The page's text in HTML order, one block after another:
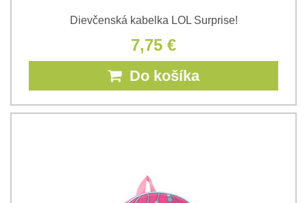
Dievčenská kabelka LOL Surprise!
7,75 €
Do košíka